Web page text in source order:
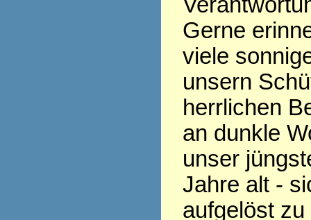
Gerne
viele
unsern
herrlichen
an dunkle
unser
Jahre alt -
aufgelöst